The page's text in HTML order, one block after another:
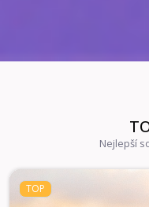
Nejlepší
TOP